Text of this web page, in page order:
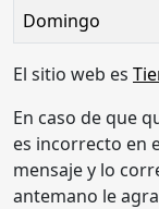
Domingo
El sitio web es
En caso de que
es incorrecto en
mensaje y lo
antemano le